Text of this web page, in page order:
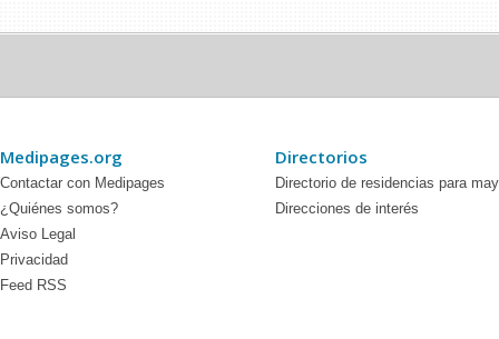
Medipages.org
Contactar con Medipages
¿Quiénes somos?
Aviso Legal
Privacidad
Feed RSS
Directorios
Directorio de residencias para
Direcciones de interés